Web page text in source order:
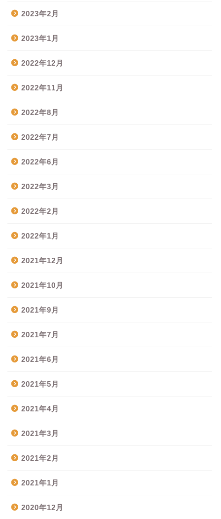
2023年2月
2023年1月
2022年12月
2022年11月
2022年8月
2022年7月
2022年6月
2022年3月
2022年2月
2022年1月
2021年12月
2021年10月
2021年9月
2021年7月
2021年6月
2021年5月
2021年4月
2021年3月
2021年2月
2021年1月
2020年12月